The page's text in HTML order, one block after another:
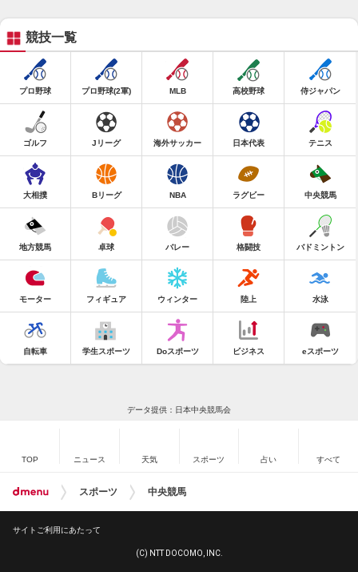
競技一覧
プロ野球 プロ野球(2軍) MLB 高校野球 侍ジャパン
ゴルフ Jリーグ 海外サッカー 日本代表 テニス
大相撲 Bリーグ NBA ラグビー 中央競馬
地方競馬 卓球 バレー 格闘技 バドミントン
モーター フィギュア ウィンター 陸上 水泳
自転車 学生スポーツ Doスポーツ ビジネス eスポーツ
データ提供：日本中央競馬会
TOP ニュース 天気 スポーツ 占い すべて
スポーツ 中央競馬
サイトご利用にあたって
(C) NTT DOCOMO, INC.